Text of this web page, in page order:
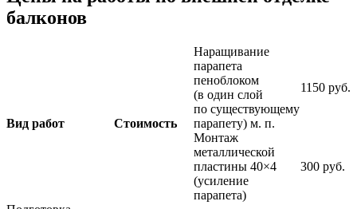
балконов
Вид работ Стоимость
Наращивание
парапета
пеноблоком
(в один слой
по существующему
парапету) м. п.
1150 руб.
Монтаж
металлической
пластины 40×4
(усиление
парапета)
300 руб.